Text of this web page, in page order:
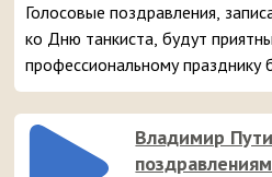
Голосовые поздравления,
ко Дню танкиста, будут
профессиональному празднику
Просто выбирайте лучшую
прямо на смартфон.
Владимир